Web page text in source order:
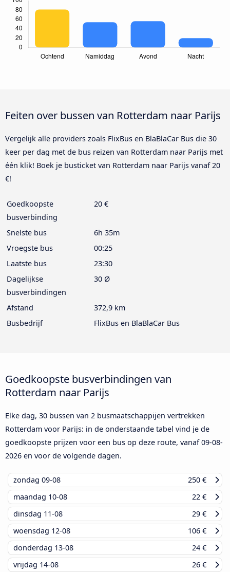
Feiten over bussen van Rotterdam naar Parijs
Vergelijk alle providers zoals FlixBus en BlaBlaCar Bus die 30
keer per dag met de bus reizen van Rotterdam naar Parijs met
één klik! Boek je busticket van Rotterdam naar Parijs vanaf 20
€!
Goedkoopste
busverbinding
20 €
Snelste bus
6h 35m
Vroegste bus
00:25
Laatste bus
23:30
Dagelijkse
busverbindingen
30 Ø
Afstand
372,9 km
Busbedrijf
FlixBus en BlaBlaCar Bus
Goedkoopste busverbindingen van
Rotterdam naar Parijs
Elke dag, 30 bussen van 2 busmaatschappijen vertrekken
Rotterdam voor Parijs: in de onderstaande tabel vind je de
goedkoopste prijzen voor een bus op deze route, vanaf09-08-
2026 en voor de volgende dagen.
zondag 09-08
250 €
maandag 10-08
22 €
dinsdag 11-08
29 €
woensdag 12-08
106 €
donderdag 13-08
24 €
vrijdag 14-08
26 €